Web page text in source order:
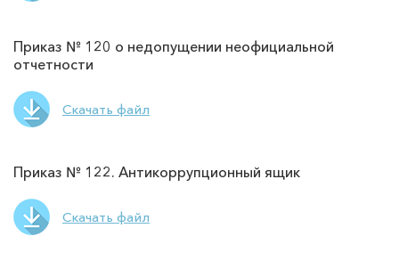
Приказ № 120 о недопущении неофициальной
отчетности
Скачать файл
Приказ № 122. Антикоррупционный ящик
Скачать файл